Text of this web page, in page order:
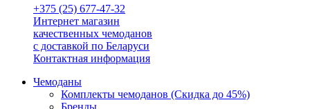
+375 (25) 677-47-32
Интернет магазин
качественных чемоданов
с доставкой по Беларуси
Контактная информация
Чемоданы
Комплекты чемоданов (Скидка до 45%)
Бренды